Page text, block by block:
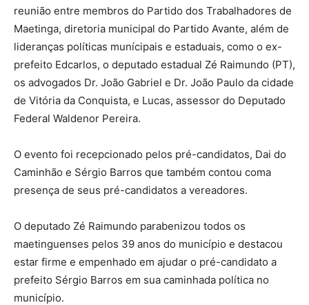
reunião entre membros do Partido dos Trabalhadores de
Maetinga, diretoria municipal do Partido Avante, além de
lideranças políticas munícipais e estaduais, como o ex-
prefeito Edcarlos, o deputado estadual Zé Raimundo (PT),
os advogados Dr. João Gabriel e Dr. João Paulo da cidade
de Vitória da Conquista, e Lucas, assessor do Deputado
Federal Waldenor Pereira.
O evento foi recepcionado pelos pré-candidatos, Dai do
Caminhão e Sérgio Barros que também contou coma
presença de seus pré-candidatos a vereadores.
O deputado Zé Raimundo parabenizou todos os
maetinguenses pelos 39 anos do município e destacou
estar firme e empenhado em ajudar o pré-candidato a
prefeito Sérgio Barros em sua caminhada política no
município.